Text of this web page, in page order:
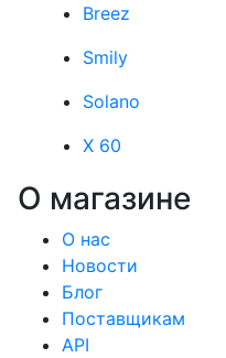
Breez
Smily
Solano
X 60
О магазине
О нас
Новости
Блог
Поставщикам
API